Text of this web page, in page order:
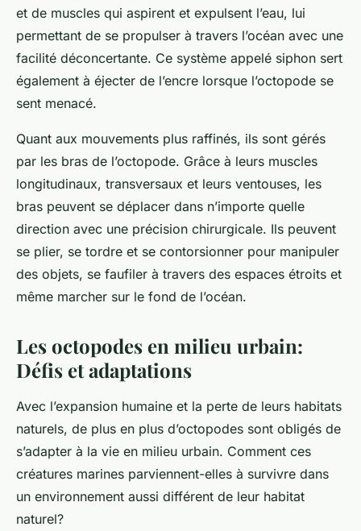
et de muscles qui aspirent et expulsent l’eau, lui
permettant de se propulser à travers l’océan avec une
facilité déconcertante. Ce système appelé siphon sert
également à éjecter de l’encre lorsque l’octopode se
sent menacé.
Quant aux mouvements plus raffinés, ils sont gérés
par les bras de l’octopode. Grâce à leurs muscles
longitudinaux, transversaux et leurs ventouses, les
bras peuvent se déplacer dans n’importe quelle
direction avec une précision chirurgicale. Ils peuvent
se plier, se tordre et se contorsionner pour manipuler
des objets, se faufiler à travers des espaces étroits et
même marcher sur le fond de l’océan.
Les octopodes en milieu urbain:
Défis et adaptations
Avec l’expansion humaine et la perte de leurs habitats
naturels, de plus en plus d’octopodes sont obligés de
s’adapter à la vie en milieu urbain. Comment ces
créatures marines parviennent-elles à survivre dans
un environnement aussi différent de leur habitat
naturel?